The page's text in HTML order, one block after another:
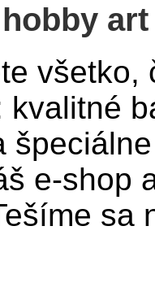
art
všetko,
kvalitné
e-shop
sa